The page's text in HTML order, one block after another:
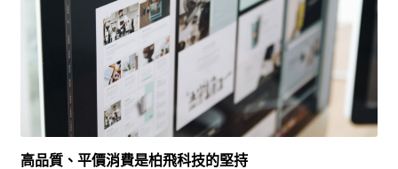
高品質、平價消費是柏飛科技的堅持